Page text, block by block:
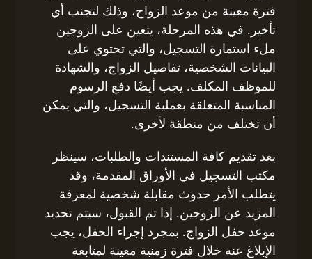
فترة معينة من موعد الزواج، وذلك لتجنب أي
تأخير. في هذه المرحلة، يتعين على الزوجين
ملء استمارة التسجيل، والتي تحتوي على
البيانات الشخصية، تفاصيل الزواج، والشهادة
للموظف المكلف. يجب أيضًا دفع الرسوم
المناسبة المتعلقة بعملية التسجيل، والتي يمكن
أن تختلف من منطقة لأخرى.
بعد تقديم كافة المستندات والطلبات، سينظر
مكتب التسجيل في الأوراق المقدمة، وقد
يتطلب الأمر حدوث مقابلة شخصية لمعرفة
المزيد عن الزوجين. إذا تم القبول، سيتم تحديد
موعد حفل الزواج. بمجرد إجراء الحفل، يجب
الإبلاغ عنه خلال فترة زمنية معينة لمتابعة